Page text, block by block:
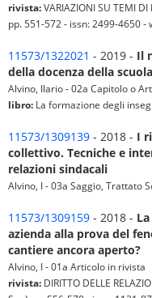
rivista:VARIAZIONI SU TEMI
pp. 551-572 - issn: 2499-4650 -
11573/1322021 - 2019 - Il
della docenza della
Alvino, Ilario - 02a Capitolo o
libro: La formazione degli
11573/1309139 - 2018 - I
collettivo. Tecniche e
relazioni sindacali
Alvino, I - 03a Saggio, Trattato
11573/1309159 - 2018 -
azienda alla prova del
cantiere ancora aperto?
Alvino, I - 01a Articolo in rivista
rivista: DIRITTO DELLE